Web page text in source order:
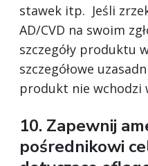
stawek itp. Jeśli
AD/CVD na swoim
szczegóły produktu
szczegółowe
produkt nie wchodzi
10. Zapewnij
pośrednikowi